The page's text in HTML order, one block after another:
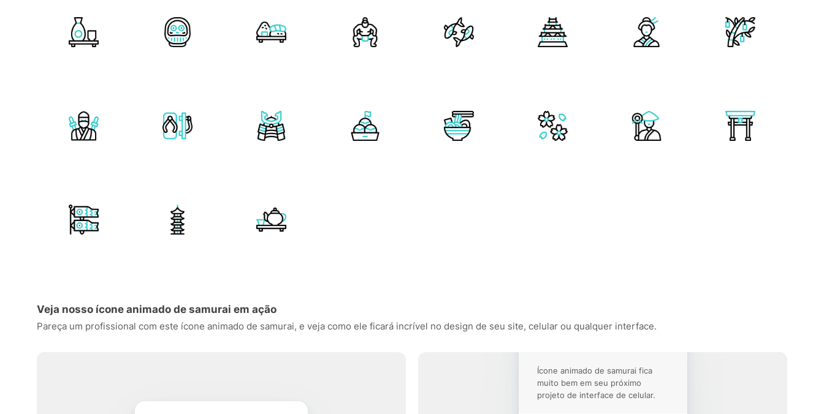
Veja nosso ícone animado de samurai em ação
Pareça um profissional com este ícone animado de samurai, e veja como ele ficará incrível no design de seu site, celular ou qualquer interface.
Ícone animado de samurai fica
muito bem em seu próximo
projeto de interface de celular.